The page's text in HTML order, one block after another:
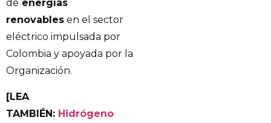
de energías
renovables en el sector
eléctrico impulsada por
Colombia y apoyada por la
Organización.
[LEA
TAMBIÉN: Hidrógeno